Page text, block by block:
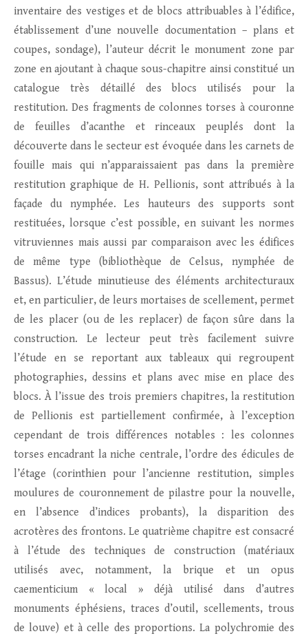
inventaire des vestiges et de blocs attribuables à l’édifice,
établissement d’une nouvelle documentation – plans et
coupes, sondage), l’auteur décrit le monument zone par
zone en ajoutant à chaque sous-chapitre ainsi constitué un
catalogue très détaillé des blocs utilisés pour la
restitution. Des fragments de colonnes torses à couronne
de feuilles d’acanthe et rinceaux peuplés dont la
découverte dans le secteur est évoquée dans les carnets de
fouille mais qui n’apparaissaient pas dans la première
restitution graphique de H. Pellionis, sont attribués à la
façade du nymphée. Les hauteurs des supports sont
restituées, lorsque c’est possible, en suivant les normes
vitruviennes mais aussi par comparaison avec les édifices
de même type (bibliothèque de Celsus, nymphée de
Bassus). L’étude minutieuse des éléments architecturaux
et, en particulier, de leurs mortaises de scellement, permet
de les placer (ou de les replacer) de façon sûre dans la
construction. Le lecteur peut très facilement suivre
l’étude en se reportant aux tableaux qui regroupent
photographies, dessins et plans avec mise en place des
blocs. À l’issue des trois premiers chapitres, la restitution
de Pellionis est partiellement confirmée, à l’exception
cependant de trois différences notables : les colonnes
torses encadrant la niche centrale, l’ordre des édicules de
l’étage (corinthien pour l’ancienne restitution, simples
moulures de couronnement de pilastre pour la nouvelle,
en l’absence d’indices probants), la disparition des
acrotères des frontons. Le quatrième chapitre est consacré
à l’étude des techniques de construction (matériaux
utilisés avec, notamment, la brique et un opus
caementicium « local » déjà utilisé dans d’autres
monuments éphésiens, traces d’outil, scellements, trous
de louve) et à celle des proportions. La polychromie des